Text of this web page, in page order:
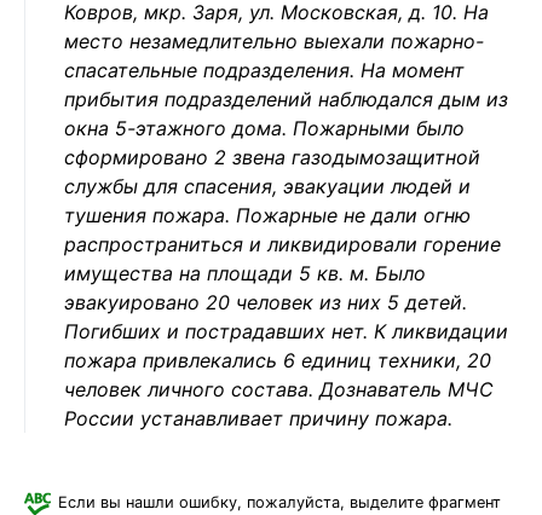
Ковров, мкр. Заря, ул. Московская, д. 10. На
место незамедлительно выехали пожарно-
спасательные подразделения. На момент
прибытия подразделений наблюдался дым из
окна 5-этажного дома. Пожарными было
сформировано 2 звена газодымозащитной
службы для спасения, эвакуации людей и
тушения пожара. Пожарные не дали огню
распространиться и ликвидировали горение
имущества на площади 5 кв. м. Было
эвакуировано 20 человек из них 5 детей.
Погибших и пострадавших нет. К ликвидации
пожара привлекались 6 единиц техники, 20
человек личного состава. Дознаватель МЧС
России устанавливает причину пожара.
Если вы нашли ошибку, пожалуйста, выделите фрагмент